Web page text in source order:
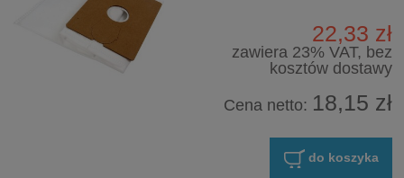
22,33 zł
zawiera 23% VAT, bez
kosztów dostawy
Cena netto: 18,15 zł
do koszyka